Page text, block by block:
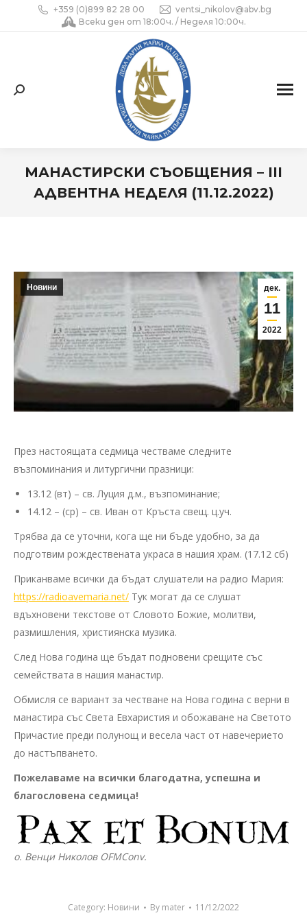
+359 (0)899 82 28 00
ventsi_nikolov@abv.bg
Всеки ден от 18:00ч. / Неделя 10:00ч.
Search:
МАНАСТИРСКИ СЪОБЩЕНИЯ – III
АДВЕНТНА НЕДЕЛЯ (11.12.2022)
дек.
11
2022
Новини
През настоящата седмица честваме следните
възпоминания и литургични празници:
13.12 (вт) – св. Луция д.м., възпоминание;
14.12 – (ср) – св. Иван от Кръста свещ. ц.уч.
Трябва да се уточни, кога ще ни бъде удобно, за да
подготвим рождествената украса в нашия храм. (17.12 сб)
Приканваме всички да бъдат слушатели на радио Мария:
https://radioavemaria.net/ Тук могат да се слушат
вдъхновени текстове от Словото Божие, молитви,
размишления, християнска музика.
След Нова година ще бъдат подновени срещите със
семействата в нашия манастир.
Обмисля се вариант за честване на Нова година с верни в
манастира със Света Евхаристия и обожаване на Светото
Причастие преди полунощ и весела част от навечерието
до настъпването.
Пожелаваме на всички благодатна, успешна и
благословена седмица!
о. Венци Николов OFMConv.
Category: Новини By mater 11/12/2022